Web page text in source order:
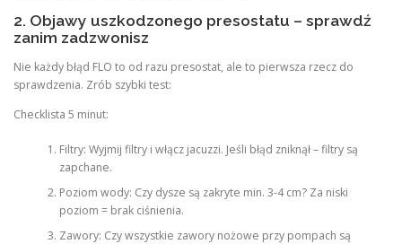
2. Objawy uszkodzonego presostatu – sprawdź
zanim zadzwonisz
Nie każdy błąd FLO to od razu presostat, ale to pierwsza rzecz do
sprawdzenia. Zrób szybki test:
Checklista 5 minut:
Filtry: Wyjmij filtry i włącz jacuzzi. Jeśli błąd zniknął – filtry są
zapchane.
Poziom wody: Czy dysze są zakryte min. 3-4 cm? Za niski
poziom = brak ciśnienia.
Zawory: Czy wszystkie zawory nożowe przy pompach są